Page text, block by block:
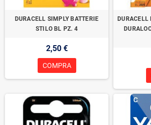
DURACELL SIMPLY BATTERIE
STILO BL PZ. 4
2,50 €
COMPRA